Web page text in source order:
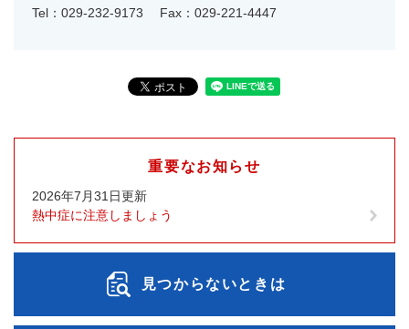
Tel：029-232-9173
Fax：029-221-4447
重要なお知らせ
2026年7月31日更新
熱中症に注意しましょう
見つからないときは